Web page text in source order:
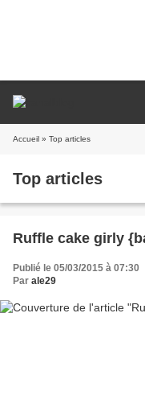
Accueil » Top articles
Top articles
Ruffle cake girly
Publié le 05/03/2015 à 07:30
Par ale29